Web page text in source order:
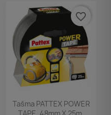
Podgląd
Taśma PATTEX POWER
favorite_border